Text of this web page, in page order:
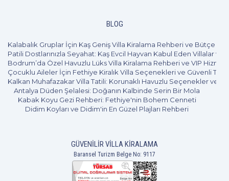
BLOG
Kalabalık Gruplar İçin Kaş Geniş Villa Kiralama Rehberi ve Bütçe
Patili Dostlarınızla Seyahat: Kaş Evcil Hayvan Kabul Eden Villalar ve
Bodrum’da Özel Havuzlu Lüks Villa Kiralama Rehberi ve VIP
Çocuklu Aileler İçin Fethiye Kiralık Villa Seçenekleri ve Güvenli
Kalkan Muhafazakar Villa Tatili: Korunaklı Havuzlu Seçenekler ve
Antalya Düden Şelalesi: Doğanın Kalbinde Serin Bir Mola
Kabak Koyu Gezi Rehberi: Fethiye'nin Bohem Cenneti
Didim Koyları ve Didim'in En Güzel Plajları Rehberi
GÜVENILIR VILLA KIRALAMA
Baransel Turizm Belge No: 9117